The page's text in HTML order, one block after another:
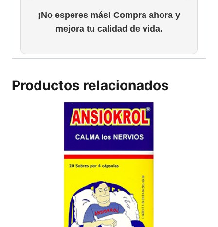
¡No esperes más! Compra ahora y
mejora tu calidad de vida.
Productos relacionados